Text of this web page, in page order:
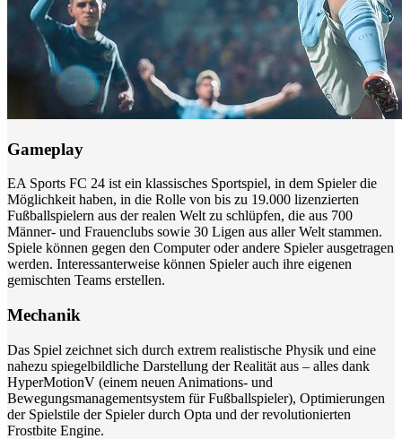
Gameplay
EA Sports FC 24 ist ein klassisches Sportspiel, in dem Spieler die
Möglichkeit haben, in die Rolle von bis zu 19.000 lizenzierten
Fußballspielern aus der realen Welt zu schlüpfen, die aus 700
Männer- und Frauenclubs sowie 30 Ligen aus aller Welt stammen.
Spiele können gegen den Computer oder andere Spieler ausgetragen
werden. Interessanterweise können Spieler auch ihre eigenen
gemischten Teams erstellen.
Mechanik
Das Spiel zeichnet sich durch extrem realistische Physik und eine
nahezu spiegelbildliche Darstellung der Realität aus – alles dank
HyperMotionV (einem neuen Animations- und
Bewegungsmanagementsystem für Fußballspieler), Optimierungen
der Spielstile der Spieler durch Opta und der revolutionierten
Frostbite Engine.